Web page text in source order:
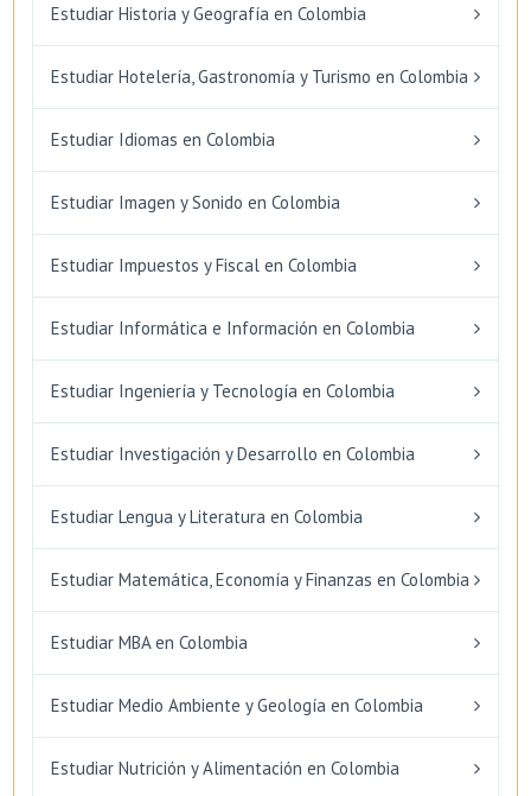
Estudiar Historia y Geografía en Colombia
Estudiar Hotelería, Gastronomía y Turismo en Colombia
Estudiar Idiomas en Colombia
Estudiar Imagen y Sonido en Colombia
Estudiar Impuestos y Fiscal en Colombia
Estudiar Informática e Información en Colombia
Estudiar Ingeniería y Tecnología en Colombia
Estudiar Investigación y Desarrollo en Colombia
Estudiar Lengua y Literatura en Colombia
Estudiar Matemática, Economía y Finanzas en Colombia
Estudiar MBA en Colombia
Estudiar Medio Ambiente y Geología en Colombia
Estudiar Nutrición y Alimentación en Colombia